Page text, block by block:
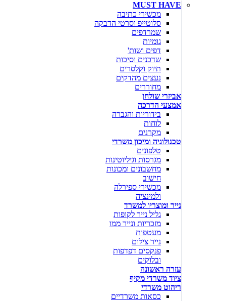
MUST HAVE
מכשירי כתיבה
סלוטייפ וסרטי הדבקה
שמרדפים
גומיות
דפים ושות'
שדכנים וסיכות
תיוק וקלסרים
נעצים מהדקים
מחוררים
אביזרי שולחן
אמצעי הדרכה
בידוריות והגברה
לוחות
מקרנים
טכנולוגיה ומיכון משרדי
טלפונים
מגרסות וגיליוטינות
מחשבונים ומכונות
חישוב
מכשירי ספירלה
ולמינציה
נייר ומוצריו למשרד
גליל נייר לקופות
מזכריות ונייר ממו
מעטפות
נייר צילום
פנקסים דפדפות
ובלוקים
עזרה ראשונה
ציוד משרדי מקיף
ריהוט משרדי
כסאות משרדיים